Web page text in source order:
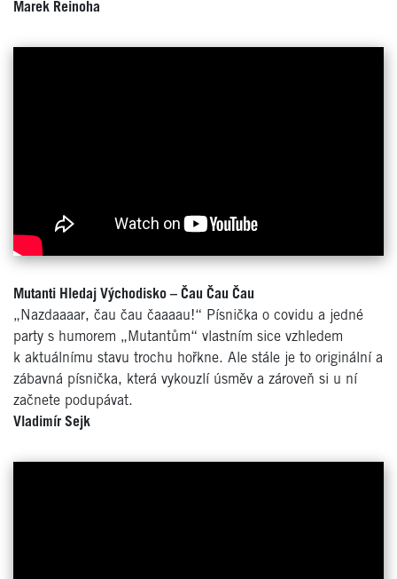
Marek Reinoha
Mutanti Hledaj Východisko – Čau Čau Čau
„Nazdaaaar, čau čau čaaaau!“ Písnička o covidu a jedné
party s humorem „Mutantům“ vlastním sice vzhledem
k aktuálnímu stavu trochu hořkne. Ale stále je to originální a
zábavná písnička, která vykouzlí úsměv a zároveň si u ní
začnete podupávat.
Vladimír Sejk